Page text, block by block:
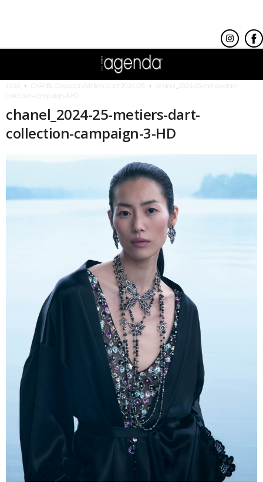
CHANEL Colección Métiers d’art 2024/25
chanel_2024-25-metiers-dart-
collection-campaign-3-HD
chanel_2024-25-metiers-dart-
collection-campaign-3-HD